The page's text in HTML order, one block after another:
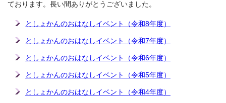
ております。長い間ありがとうございました。
としょかんのおはなしイベント（令和8年度）
としょかんのおはなしイベント（令和7年度）
としょかんのおはなしイベント（令和6年度）
としょかんのおはなしイベント（令和5年度）
としょかんのおはなしイベント（令和4年度）